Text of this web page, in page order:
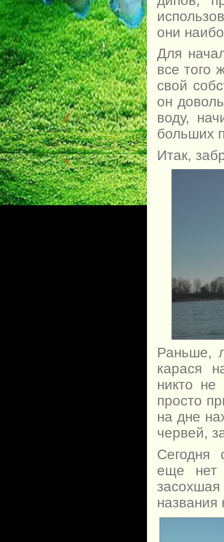
они
Для
все того
свой
он
воду,
больших
Итак,
Раньше,
карася
никто не
просто
на дне
червей,
Сегодня
еще нет
названия